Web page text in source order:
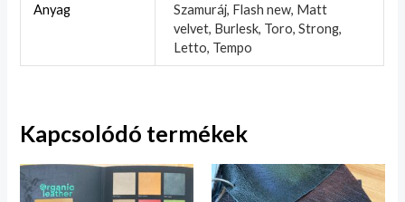
Anyag
Szamuráj, Flash new, Matt
velvet, Burlesk, Toro, Strong,
Letto, Tempo
Kapcsolódó termékek